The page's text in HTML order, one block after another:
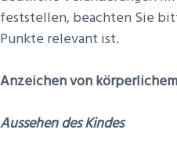
feststellen, beachten Sie
Punkte relevant ist.
Anzeichen von
Aussehen des Kindes